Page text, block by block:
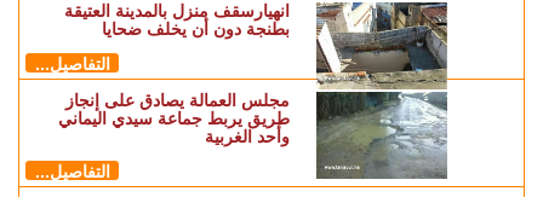
انهيارسقف منزل بالمدينة العتيقة
بطنجة دون أن يخلف ضحايا
التفاصيل...
مجلس العمالة يصادق على إنجاز
طريق يربط جماعة سيدي اليماني
وأحد الغربية
التفاصيل...